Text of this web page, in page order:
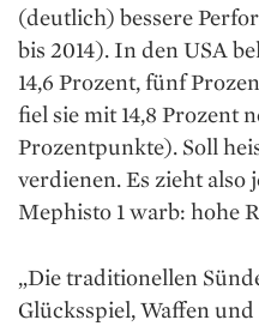
(deutlich) bessere
bis 2014). In den USA
14,6 Prozent, fünf
fiel sie mit 14,8 Prozent
Prozentpunkte). Soll
verdienen. Es zieht also
Mephisto 1 warb: hohe
„Die traditionellen
Glücksspiel, Waffen